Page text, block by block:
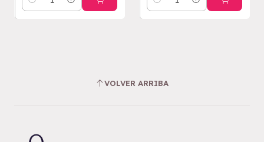
Cantidad Cantidad
VOLVER ARRIBA